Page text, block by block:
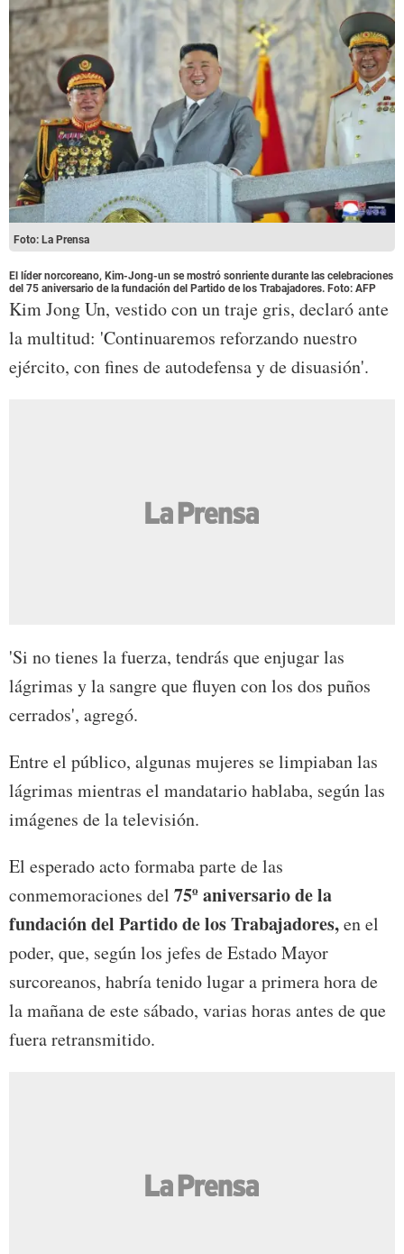
Foto: La Prensa
El líder norcoreano, Kim-Jong-un se mostró sonriente durante las celebraciones
del 75 aniversario de la fundación del Partido de los Trabajadores. Foto: AFP
Kim Jong Un, vestido con un traje gris, declaró ante
la multitud: 'Continuaremos reforzando nuestro
ejército, con fines de autodefensa y de disuasión'.
'Si no tienes la fuerza, tendrás que enjugar las
lágrimas y la sangre que fluyen con los dos puños
cerrados', agregó.
Entre el público, algunas mujeres se limpiaban las
lágrimas mientras el mandatario hablaba, según las
imágenes de la televisión.
El esperado acto formaba parte de las
conmemoraciones del 75º aniversario de la
fundación del Partido de los Trabajadores,en el
poder, que, según los jefes de Estado Mayor
surcoreanos, habría tenido lugar a primera hora de
la mañana de este sábado, varias horas antes de que
fuera retransmitido.